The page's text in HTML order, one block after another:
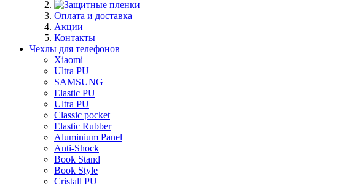
Оплата и доставка
Акции
Контакты
Чехлы для телефонов
Xiaomi
Ultra PU
SAMSUNG
Elastic PU
Ultra PU
Classic pocket
Elastic Rubber
Aluminium Panel
Anti-Shock
Book Stand
Book Style
Cristall PU